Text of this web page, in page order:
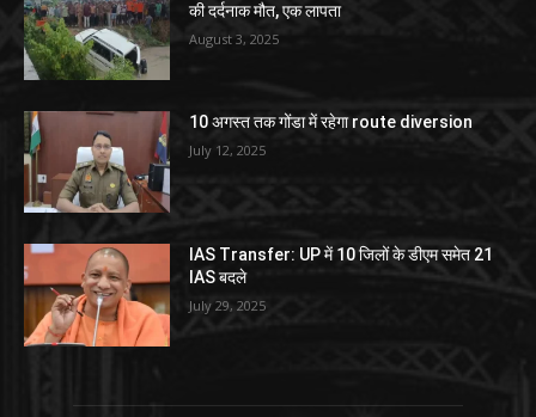
की दर्दनाक मौत, एक लापता
August 3, 2025
10 अगस्त तक गोंडा में रहेगा route diversion
July 12, 2025
IAS Transfer: UP में 10 जिलों के डीएम समेत 21
IAS बदले
July 29, 2025